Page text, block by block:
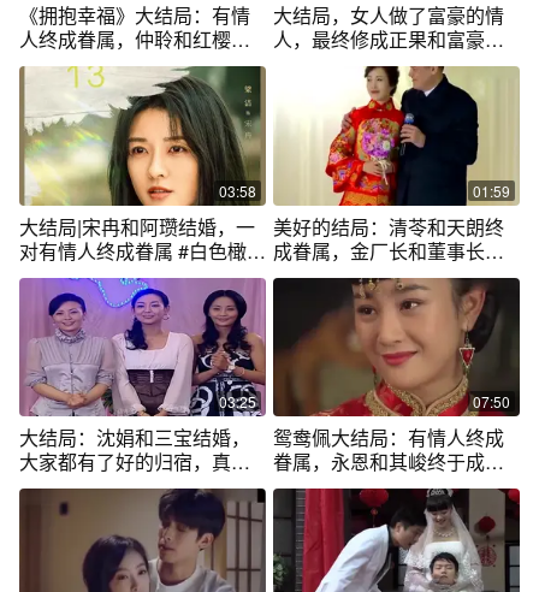
《拥抱幸福》大结局：有情
人终成眷属，仲聆和红樱结
婚
大结局，女人做了富豪的情
人，最终修成正果和富豪结
03:58
大结局|宋冉和阿瓒结婚，一
对有情人终成眷属 #白色橄榄
树大结局
01:59
美好的结局：清苓和天朗终
成眷属，金厂长和董事长结
婚！
03:25
大结局：沈娟和三宝结婚，
大家都有了好的归宿，真的
好幸福
07:50
鸳鸯佩大结局：有情人终成
眷属，永恩和其峻终于成
亲，美满了